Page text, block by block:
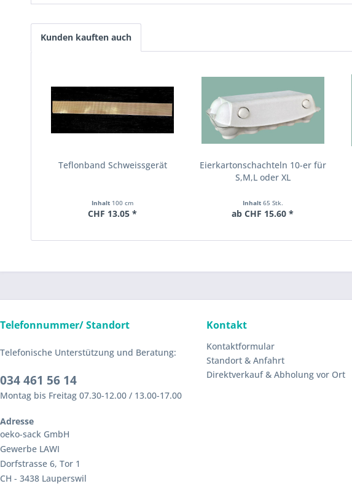
Kunden kauften auch
Teflonband Schweissgerät
Inhalt 100 cm
CHF 13.05 *
Eierkartonschachteln 10-er für
S,M,L oder XL
Inhalt 65 Stk.
ab CHF 15.60 *
Telefonnummer/ Standort
Telefonische Unterstützung und Beratung:
034 461 56 14
Montag bis Freitag 07.30-12.00 / 13.00-17.00
Adresse
oeko-sack GmbH
Gewerbe LAWI
Dorfstrasse 6, Tor 1
CH - 3438 Lauperswil
Kontakt
Kontaktformular
Standort & Anfahrt
Direktverkauf & Abholung vor Ort